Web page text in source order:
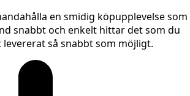
en smidig köpupplevelse som
snabbt och enkelt hittar det som du
så snabbt som möjligt.